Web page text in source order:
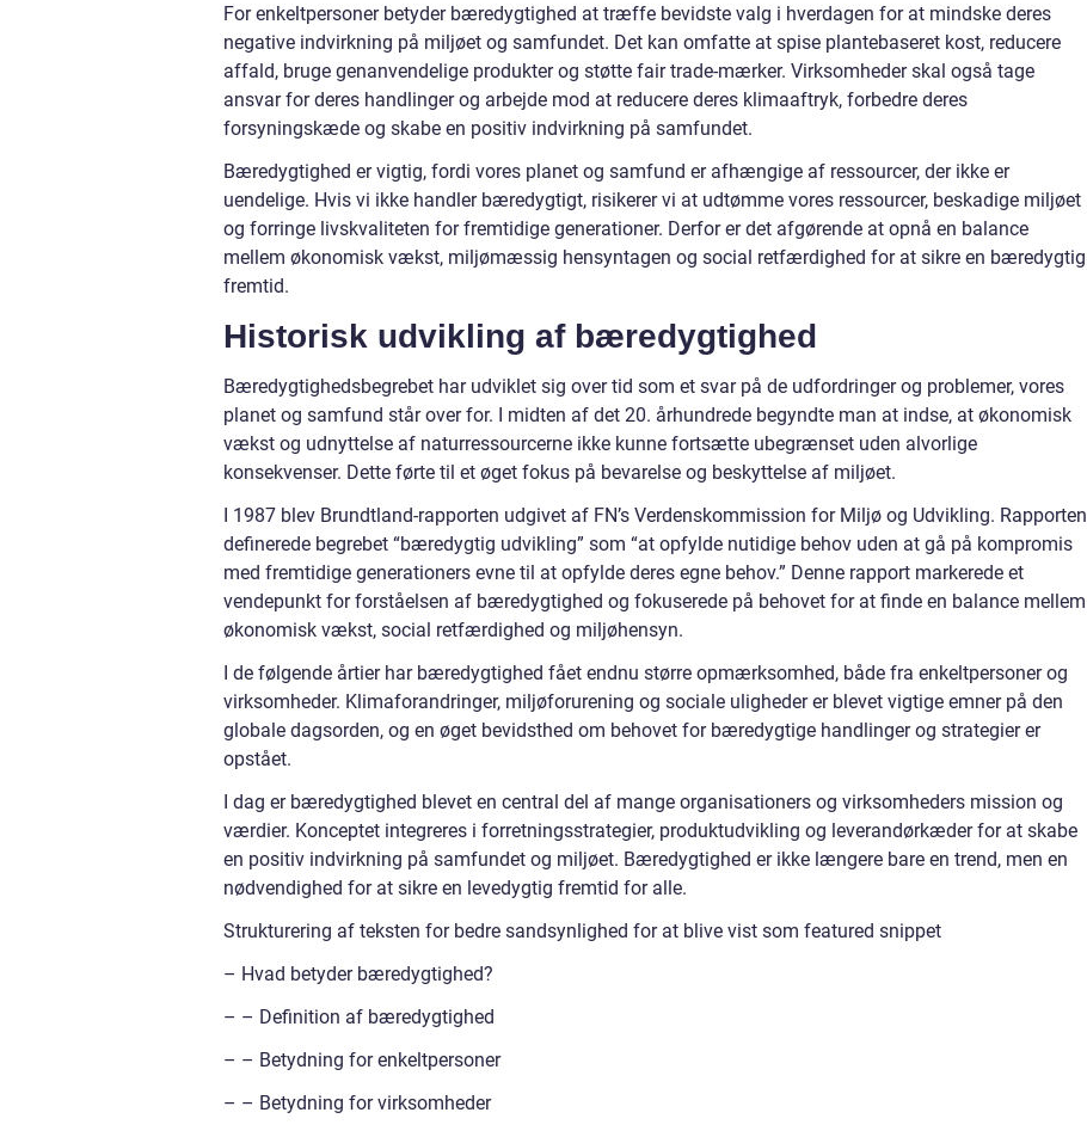
For enkeltpersoner betyder bæredygtighed at træffe bevidste valg i hverdagen for at mindske deres
negative indvirkning på miljøet og samfundet. Det kan omfatte at spise plantebaseret kost, reducere
affald, bruge genanvendelige produkter og støtte fair trade-mærker. Virksomheder skal også tage
ansvar for deres handlinger og arbejde mod at reducere deres klimaaftryk, forbedre deres
forsyningskæde og skabe en positiv indvirkning på samfundet.
Bæredygtighed er vigtig, fordi vores planet og samfund er afhængige af ressourcer, der ikke er
uendelige. Hvis vi ikke handler bæredygtigt, risikerer vi at udtømme vores ressourcer, beskadige miljøet
og forringe livskvaliteten for fremtidige generationer. Derfor er det afgørende at opnå en balance
mellem økonomisk vækst, miljømæssig hensyntagen og social retfærdighed for at sikre en bæredygtig
fremtid.
Historisk udvikling af bæredygtighed
Bæredygtighedsbegrebet har udviklet sig over tid som et svar på de udfordringer og problemer, vores
planet og samfund står over for. I midten af det 20. århundrede begyndte man at indse, at økonomisk
vækst og udnyttelse af naturressourcerne ikke kunne fortsætte ubegrænset uden alvorlige
konsekvenser. Dette førte til et øget fokus på bevarelse og beskyttelse af miljøet.
I 1987 blev Brundtland-rapporten udgivet af FN’s Verdenskommission for Miljø og Udvikling. Rapporten
definerede begrebet “bæredygtig udvikling” som “at opfylde nutidige behov uden at gå på kompromis
med fremtidige generationers evne til at opfylde deres egne behov.” Denne rapport markerede et
vendepunkt for forståelsen af bæredygtighed og fokuserede på behovet for at finde en balance mellem
økonomisk vækst, social retfærdighed og miljøhensyn.
I de følgende årtier har bæredygtighed fået endnu større opmærksomhed, både fra enkeltpersoner og
virksomheder. Klimaforandringer, miljøforurening og sociale uligheder er blevet vigtige emner på den
globale dagsorden, og en øget bevidsthed om behovet for bæredygtige handlinger og strategier er
opstået.
I dag er bæredygtighed blevet en central del af mange organisationers og virksomheders mission og
værdier. Konceptet integreres i forretningsstrategier, produktudvikling og leverandørkæder for at skabe
en positiv indvirkning på samfundet og miljøet. Bæredygtighed er ikke længere bare en trend, men en
nødvendighed for at sikre en levedygtig fremtid for alle.
Strukturering af teksten for bedre sandsynlighed for at blive vist som featured snippet
– Hvad betyder bæredygtighed?
– – Definition af bæredygtighed
– – Betydning for enkeltpersoner
– – Betydning for virksomheder